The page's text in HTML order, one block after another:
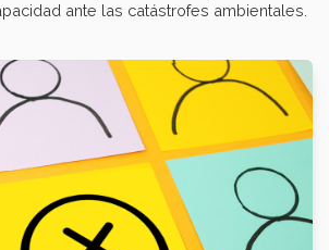
ante las catástrofes ambientales.